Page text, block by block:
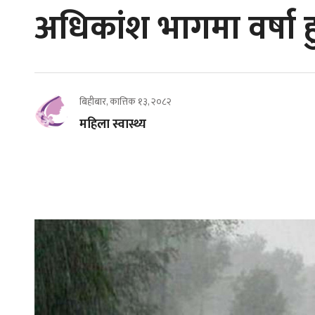
अधिकांश भागमा वर्षा
बिहीबार, कात्तिक १३, २०८२
महिला स्वास्थ्य